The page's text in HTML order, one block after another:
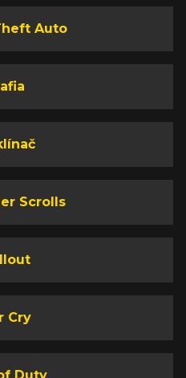
Auto
Scrolls
Cry